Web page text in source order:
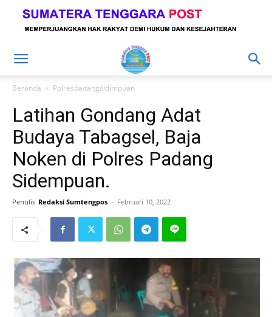
Beranda Polrespadangsidimpuan
Latihan Gondang Adat
Budaya Tabagsel, Baja
Noken di Polres Padang
Sidempuan.
Penulis Redaksi Sumtengpos - Februari 10, 2022